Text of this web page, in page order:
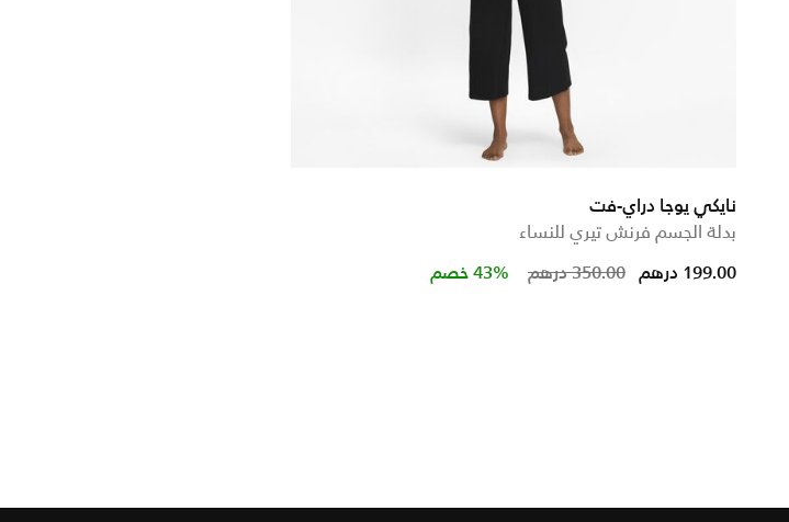
نايكي يوجا دراي-فت
بدلة الجسم فرنش تيري للنساء
Price reduced from350.00 درهم to 199.00 درهم 43% خصم